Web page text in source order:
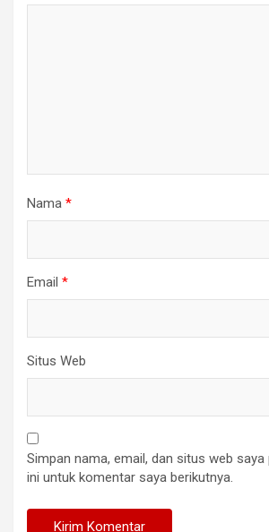
Nama *
Email *
Situs Web
Simpan nama, email, dan situs web saya
ini untuk komentar saya berikutnya.